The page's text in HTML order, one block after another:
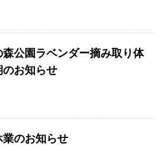
森公園ラベンダー摘み取り体
のお知らせ
業のお知らせ